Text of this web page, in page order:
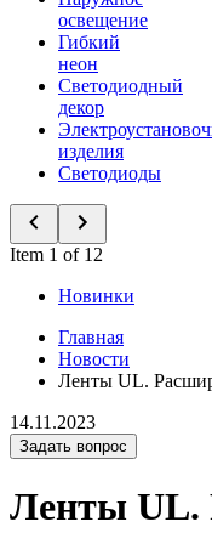
освещение
Гибкий
неон
Светодиодный
декор
изделия
Светодиоды
Item 1 of 12
Новинки
Главная
Новости
Ленты UL.
14.11.2023
Задать вопрос
Ленты UL.